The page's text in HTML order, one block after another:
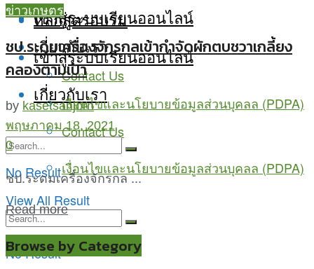
หลักสูตรอบรม
เข้าสู่ระบบเรียนออนไลน์
เกี่ยวกับเรา
Contact Us
เงื่อนไขและนโยบายข้อมูลส่วนบุคลล (PDPA)
No Result
เข้าสู่ระบบเรียนออนไลน์
เกี่ยวกับเรา
Contact Us
เงื่อนไขและนโยบายข้อมูลส่วนบุคลล (PDPA)
No Result
View All Result
ข่าวเกษตร
ชป.ระดมเครื่องจักรกลเข้ากำจัดผักตบชวาเกลี้ยง
คลองตามเป้า
by kasetsanjorn
พฤษภาคม 18, 2021
0
ชป.ระดมเครื่องจักรกล ...
Read more
Browse by Category